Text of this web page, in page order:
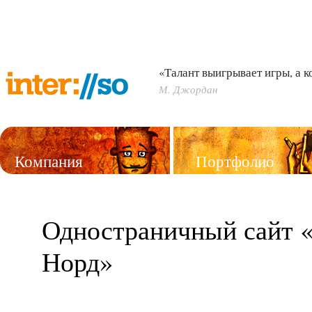
«Талант выигрывает игры, а
М. Джордан
Компания Портфолио
Одностраничный сайт
Норд»